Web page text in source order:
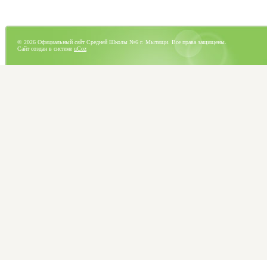
© 2026 Официальный сайт Средней Школы №6 г. Мытищи. Все права защищены.
Сайт создан в системе uCoz